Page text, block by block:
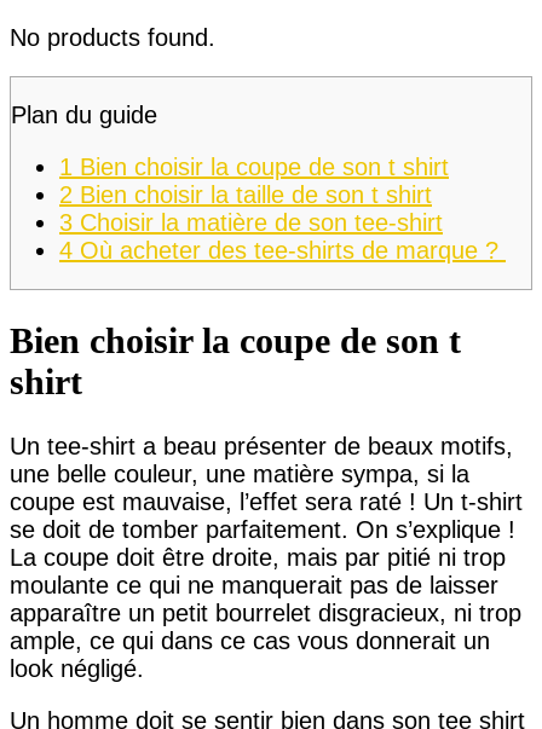
No products found.
Plan du guide
1 Bien choisir la coupe de son t shirt
2 Bien choisir la taille de son t shirt
3 Choisir la matière de son tee-shirt
4 Où acheter des tee-shirts de marque ?
Bien choisir la coupe de son t
shirt
Un tee-shirt a beau présenter de beaux motifs,
une belle couleur, une matière sympa, si la
coupe est mauvaise, l’effet sera raté ! Un t-shirt
se doit de tomber parfaitement. On s’explique !
La coupe doit être droite, mais par pitié ni trop
moulante ce qui ne manquerait pas de laisser
apparaître un petit bourrelet disgracieux, ni trop
ample, ce qui dans ce cas vous donnerait un
look négligé.
Un homme doit se sentir bien dans son tee shirt